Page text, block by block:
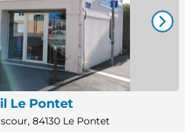
Le Pontet
84130 Le Pontet